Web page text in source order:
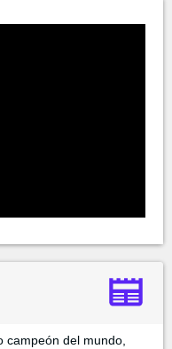
campeón del mundo,